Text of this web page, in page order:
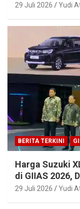
29 Juli 2026 Yudi
BERITA TERKINI
Harga Suzuki
di GIIAS 2026,
29 Juli 2026 Yudi